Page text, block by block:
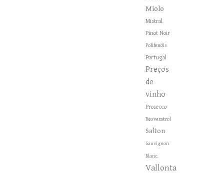
Miolo
Mistral
Pinot Noir
Polifenóis
Portugal
Preços
de
vinho
Prosecco
Resveratrol
Salton
Sauvignon
Blanc.
Vallonta